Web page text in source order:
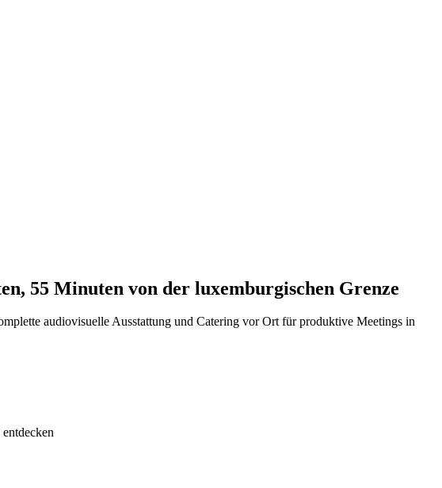
55 Minuten von der luxemburgischen Grenze
audiovisuelle Ausstattung und Catering vor Ort für produktive Meetings in